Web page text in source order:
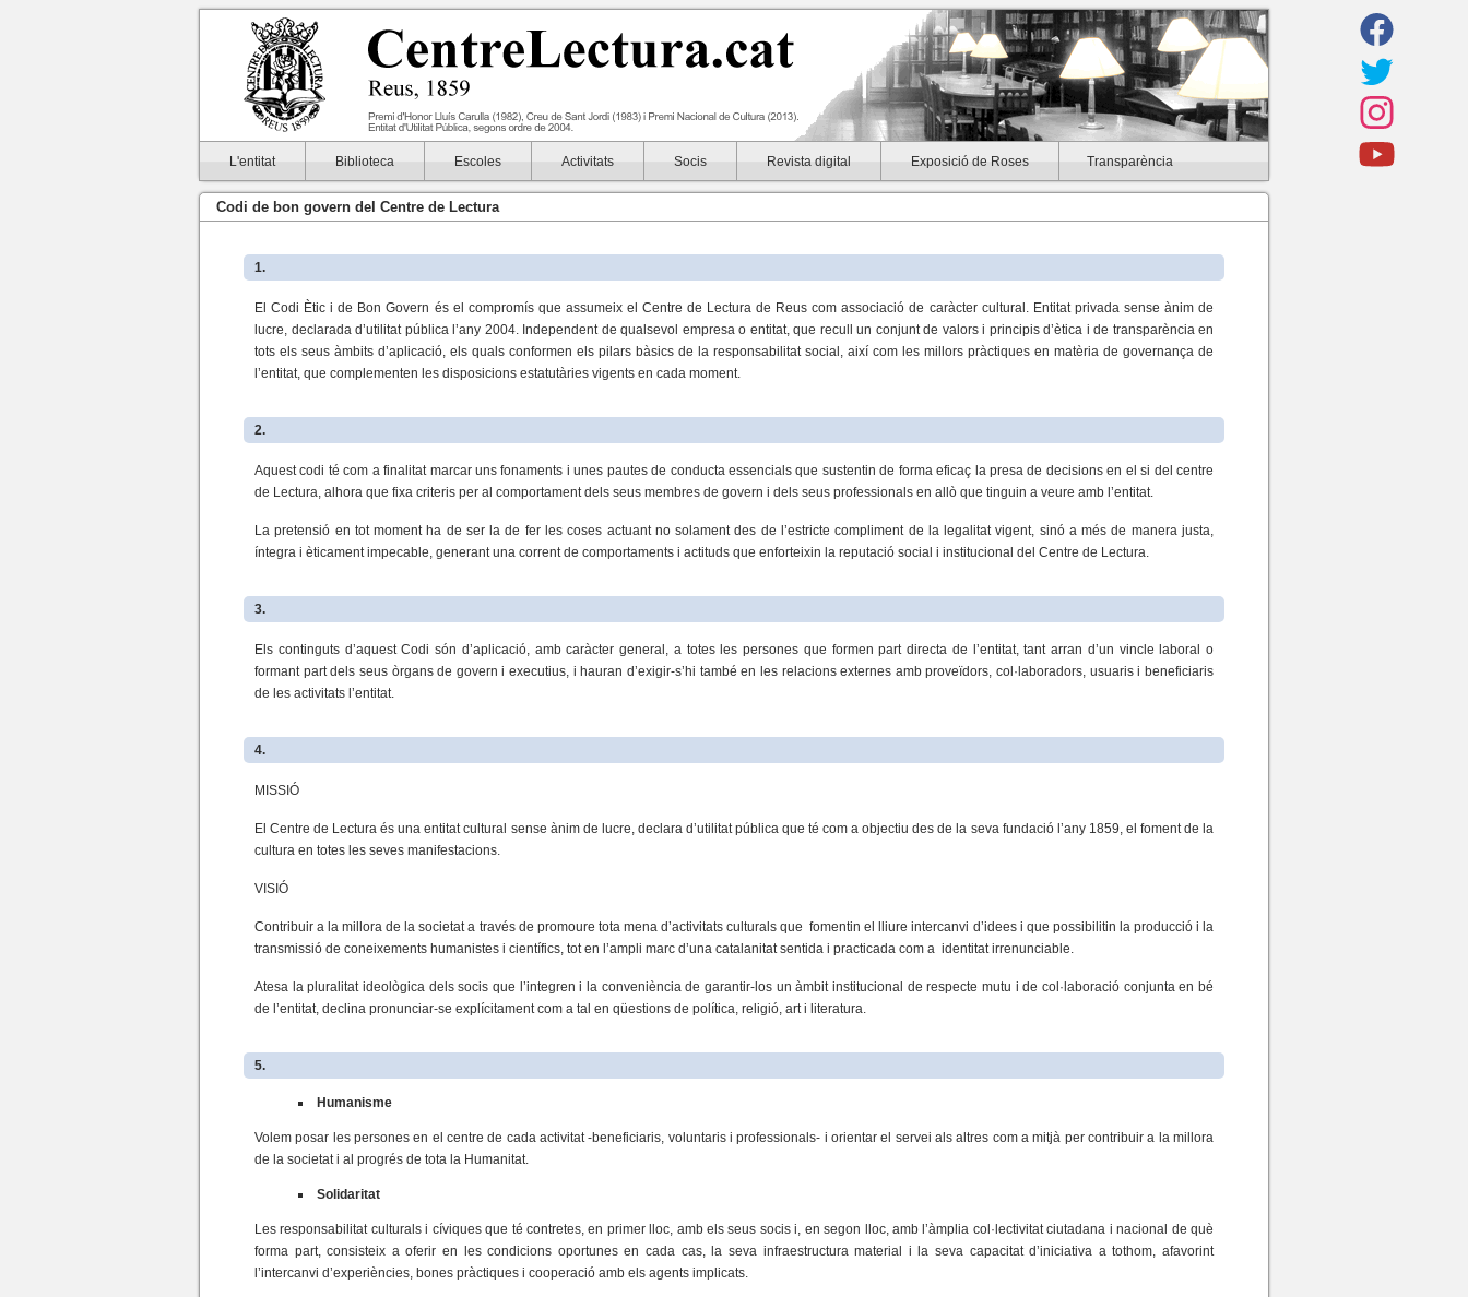
L'entitat Biblioteca Escoles Activitats Socis Revista digital Exposició de Roses Transparència
Codi de bon govern del Centre de Lectura
1.
El Codi Ètic i de Bon Govern és el compromís que assumeix el Centre de Lectura de Reus com associació de caràcter cultural. Entitat privada sense ànim de
lucre, declarada d’utilitat pública l’any 2004. Independent de qualsevol empresa o entitat, que recull un conjunt de valors i principis d’ètica i de transparència en
tots els seus àmbits d’aplicació, els quals conformen els pilars bàsics de la responsabilitat social, així com les millors pràctiques en matèria de governança de
l’entitat, que complementen les disposicions estatutàries vigents en cada moment.
2.
Aquest codi té com a finalitat marcar uns fonaments i unes pautes de conducta essencials que sustentin de forma eficaç la presa de decisions en el si del centre
de Lectura, alhora que fixa criteris per al comportament dels seus membres de govern i dels seus professionals en allò que tinguin a veure amb l’entitat.
La pretensió en tot moment ha de ser la de fer les coses actuant no solament des de l’estricte compliment de la legalitat vigent, sinó a més de manera justa,
íntegra i èticament impecable, generant una corrent de comportaments i actituds que enforteixin la reputació social i institucional del Centre de Lectura.
3.
Els continguts d’aquest Codi són d’aplicació, amb caràcter general, a totes les persones que formen part directa de l’entitat, tant arran d’un vincle laboral o
formant part dels seus òrgans de govern i executius, i hauran d’exigir-s’hi també en les relacions externes amb proveïdors, col·laboradors, usuaris i beneficiaris
de les activitats l’entitat.
4.
MISSIÓ
El Centre de Lectura és una entitat cultural sense ànim de lucre, declara d’utilitat pública que té com a objectiu des de la seva fundació l’any 1859, el foment de la
cultura en totes les seves manifestacions.
VISIÓ
Contribuir a la millora de la societat a través de promoure tota mena d’activitats culturals que fomentin el lliure intercanvi d’idees i que possibilitin la producció i la
transmissió de coneixements humanistes i científics, tot en l’ampli marc d’una catalanitat sentida i practicada com a identitat irrenunciable.
Atesa la pluralitat ideològica dels socis que l’integren i la conveniència de garantir-los un àmbit institucional de respecte mutu i de col·laboració conjunta en bé
de l’entitat, declina pronunciar-se explícitament com a tal en qüestions de política, religió, art i literatura.
5.
Humanisme
Volem posar les persones en el centre de cada activitat -beneficiaris, voluntaris i professionals- i orientar el servei als altres com a mitjà per contribuir a la millora
de la societat i al progrés de tota la Humanitat.
Solidaritat
Les responsabilitat culturals i cíviques que té contretes, en primer lloc, amb els seus socis i, en segon lloc, amb l’àmplia col·lectivitat ciutadana i nacional de què
forma part, consisteix a oferir en les condicions oportunes en cada cas, la seva infraestructura material i la seva capacitat d’iniciativa a tothom, afavorint
l’intercanvi d’experiències, bones pràctiques i cooperació amb els agents implicats.